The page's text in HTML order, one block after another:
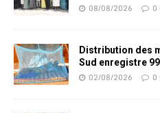
08/08/2026 0
Distribution des
Sud enregistre
02/08/2026 0